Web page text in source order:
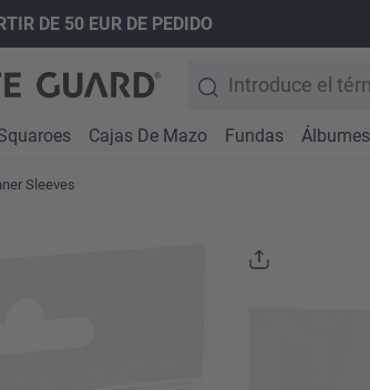
principal
DE 50 EUR DE PEDIDO
Cajas De Mazo Fundas Álbumes
Sleeves